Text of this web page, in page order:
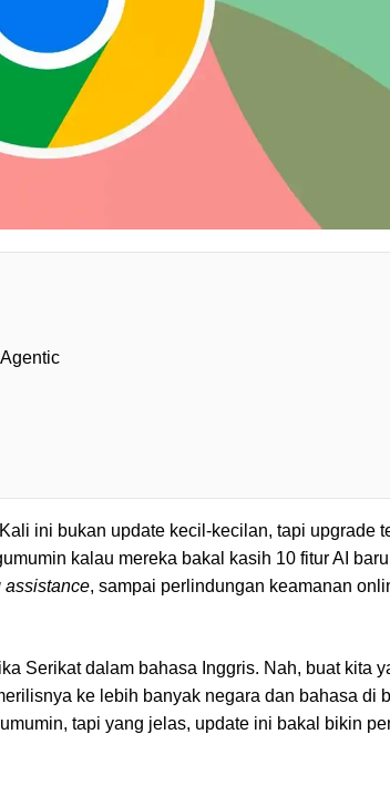
ini bukan update kecil-kecilan, tapi upgrade
kalau mereka bakal kasih 10 fitur AI
assistance, sampai perlindungan keamanan
Serikat dalam bahasa Inggris. Nah, buat kita
ke lebih banyak negara dan bahasa di
tapi yang jelas, update ini bakal bikin